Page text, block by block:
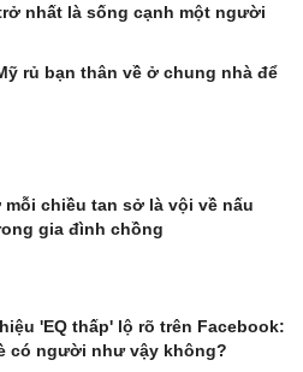
nhất là sống cạnh một người
rủ bạn thân về ở chung nhà để
mỗi chiều tan sở là vội về nấu
gia đình chồng
'EQ thấp' lộ rõ trên Facebook:
có người như vậy không?